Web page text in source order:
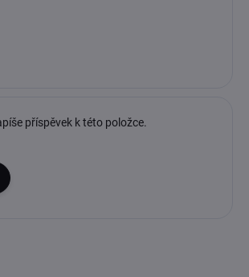
příspěvek k této položce.